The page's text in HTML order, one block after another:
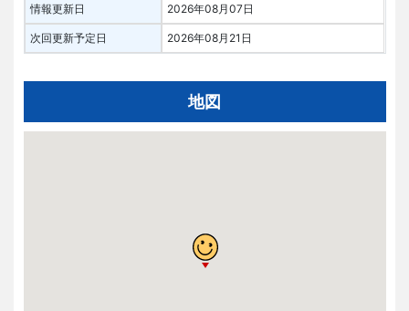
情報更新日 2026年08月07日
次回更新予定日 2026年08月21日
地図